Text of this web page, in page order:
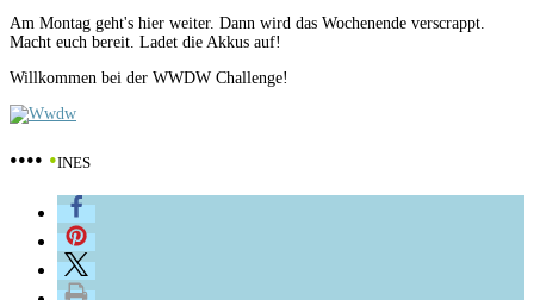
Am Montag geht's hier weiter. Dann wird das Wochenende verscrappt.
Macht euch bereit. Ladet die Akkus auf!
Willkommen bei der WWDW Challenge!
•••• •INES